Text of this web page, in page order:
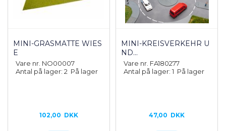
MINI-GRASMATTE WIES
E
Vare nr. NO00007
Antal på lager: 2 På lager
102,00 DKK
MINI-KREISVERKEHR U
ND...
Vare nr. FA180277
Antal på lager: 1 På lager
47,00 DKK